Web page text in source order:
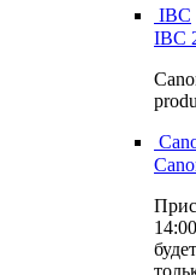
IBC
IBC